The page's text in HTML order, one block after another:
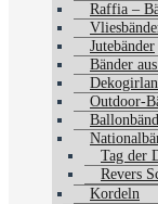
Raffia –
Jutebänder
Bänder
Outdoor-
Tag der
Revers
Kordeln